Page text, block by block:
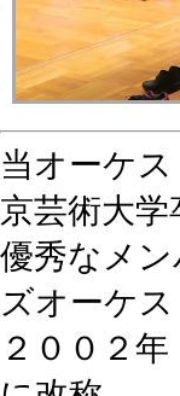
当オーケ
京芸術大
優秀なメ
ズオーケ
２００２